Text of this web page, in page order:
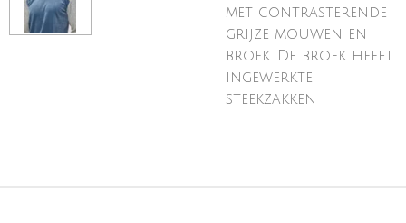
met contrasterende
grijze mouwen en
broek. De broek heeft
ingewerkte
steekzakken